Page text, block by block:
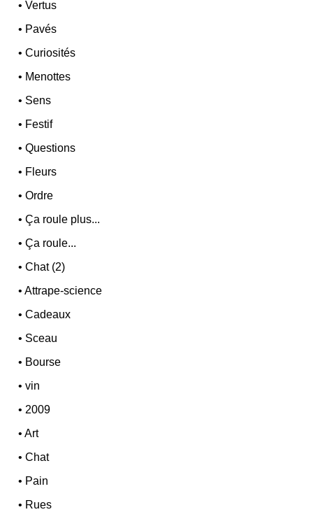
•Vertus
• Pavés
•Curiosités
• Menottes
• Sens
• Festif
•Questions
• Fleurs
•Ordre
•Ça roule plus...
•Ça roule...
•Chat (2)
•Attrape-science
•Cadeaux
• Sceau
• Bourse
•vin
•2009
•Art
•Chat
• Pain
• Rues